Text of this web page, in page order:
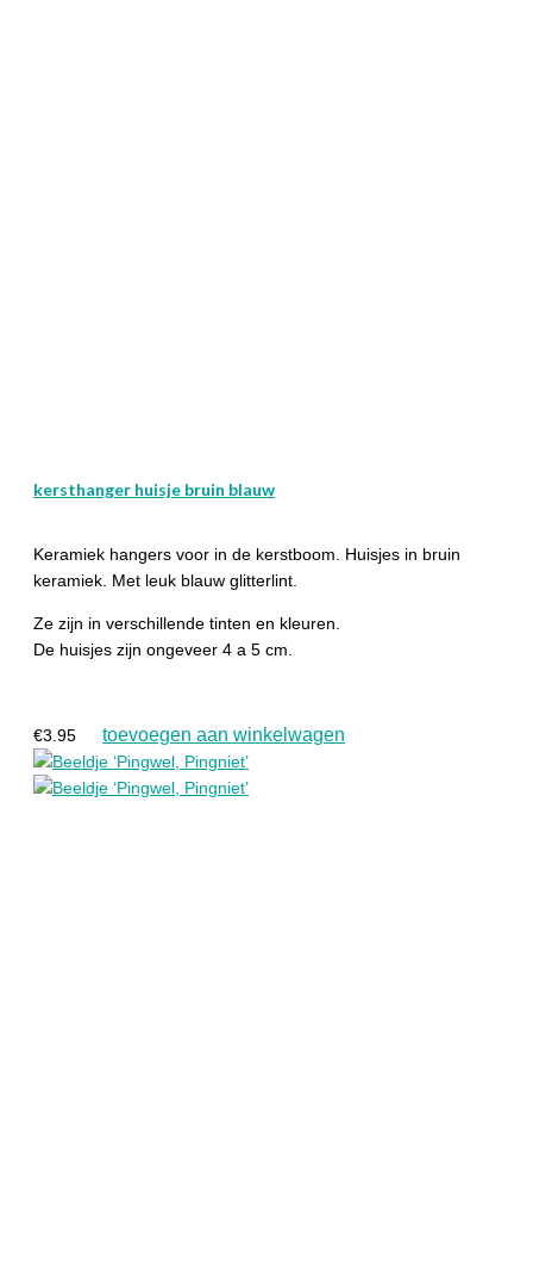
kersthanger huisje bruin blauw
Keramiek hangers voor in de kerstboom. Huisjes in bruin
keramiek. Met leuk blauw glitterlint.
Ze zijn in verschillende tinten en kleuren.
De huisjes zijn ongeveer 4 a 5 cm.
€3.95 toevoegen aan winkelwagen